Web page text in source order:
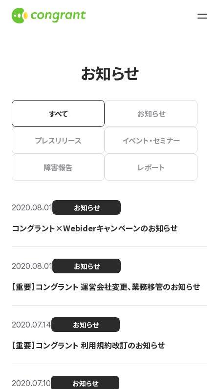
お知らせ
すべて お知らせ
プレスリリース イベント・セミナー
障害報告 レポート
2020.08.01 お知らせ
コングラント×Webiderキャンペーンのお知らせ
2020.08.01 お知らせ
【重要】コングラント 運営会社変更、業務移管のお知らせ
2020.07.14 お知らせ
【重要】コングラント 利用規約改訂のお知らせ
2020.07.10 お知らせ